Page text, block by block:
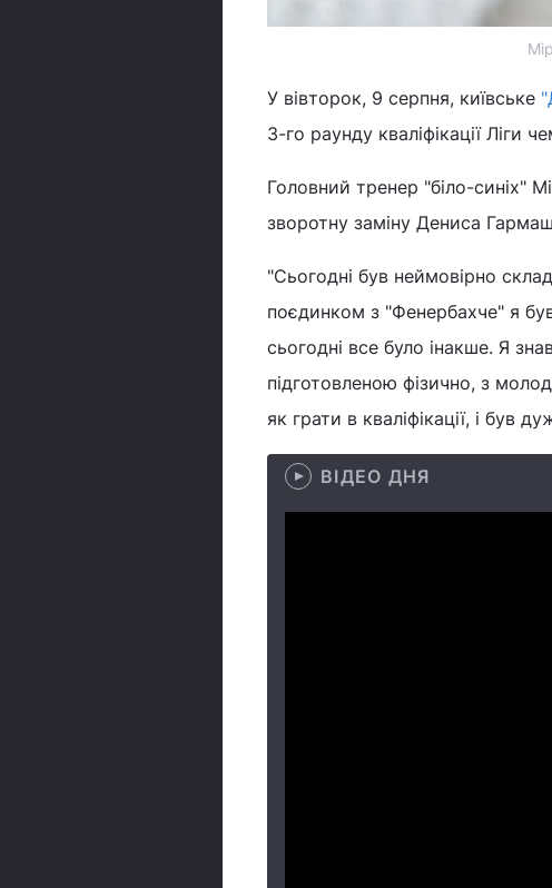
У вівторок, 9 серпня, київське
3-го раунду кваліфікації Ліги
Головний тренер "біло-синіх"
зворотну заміну Дениса
"Сьогодні був неймовірно
поєдинком з "Фенербахче" я
сьогодні все було інакше. Я
підготовленою фізично, з
як грати в кваліфікації, і був
ВІДЕО ДНЯ